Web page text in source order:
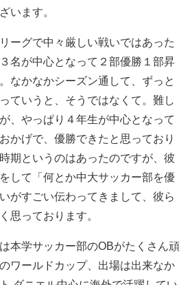
います。
ーグで中々厳しい戦いではあった
名が中心となって２部優勝１部昇
なかなかシーズン通して、ずっと
ていうと、そうではなくて。難し
、やっぱり４年生が中心となって
かげで、優勝できたと思っており
期というのはあったのですが、彼
して「何とか中大サッカー部を優
がすごい伝わってきまして、彼ら
思っております。
本学サッカー部のOBがたくさん頑
ワールドカップ、出場は出来なか